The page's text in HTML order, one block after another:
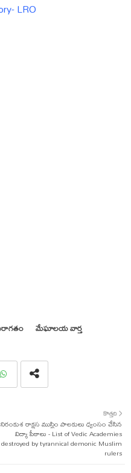
LRO
మేఘాలయ వార్త
tsap
p
కొత్తది
నిరంకుశ రాక్షస ముస్లిం పాలకులు ధ్వంసం చేసిన
విద్యా పీఠాలు - List of Vedic Academies
destroyed by tyrannical demonic Muslim
rulers